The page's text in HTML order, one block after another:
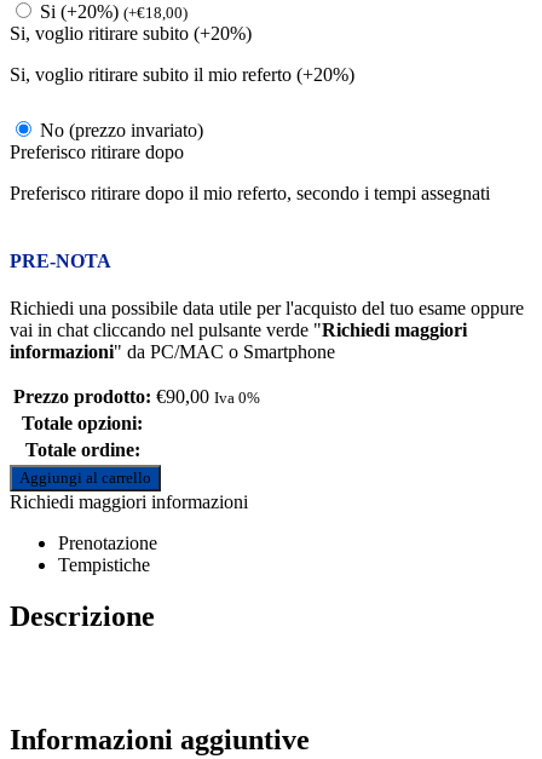
Si (+20%) (+€18,00)
Si, voglio ritirare subito (+20%)
Si, voglio ritirare subito il mio referto (+20%)
No (prezzo invariato)
Preferisco ritirare dopo
Preferisco ritirare dopo il mio referto, secondo i tempi assegnati
PRE-NOTA
Richiedi una possibile data utile per l'acquisto del tuo esame oppure
vai in chat cliccando nel pulsante verde "Richiedi maggiori
informazioni" da PC/MAC o Smartphone
Prezzo prodotto: €90,00 Iva 0%
Totale opzioni:
Totale ordine:
Aggiungi al carrello
Richiedi maggiori informazioni
Prenotazione
Tempistiche
Descrizione
Informazioni aggiuntive